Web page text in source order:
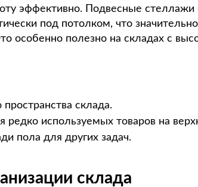
эффективно. Подвесные стеллажи
под потолком, что
особенно полезно на складах с
склада.
редко используемых товаров на
пола для других задач.
склада